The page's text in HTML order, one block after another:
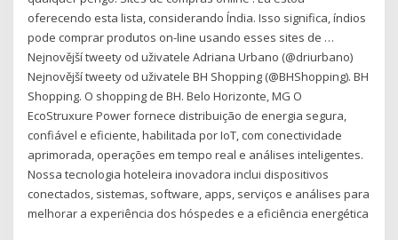
oferecendo esta lista, considerando Índia. Isso significa, índios
pode comprar produtos on-line usando esses sites de …
Nejnovější tweety od uživatele Adriana Urbano (@driurbano)
Nejnovější tweety od uživatele BH Shopping (@BHShopping). BH
Shopping. O shopping de BH. Belo Horizonte, MG O
EcoStruxure Power fornece distribuição de energia segura,
confiável e eficiente, habilitada por IoT, com conectividade
aprimorada, operações em tempo real e análises inteligentes.
Nossa tecnologia hoteleira inovadora inclui dispositivos
conectados, sistemas, software, apps, serviços e análises para
melhorar a experiência dos hóspedes e a eficiência energética